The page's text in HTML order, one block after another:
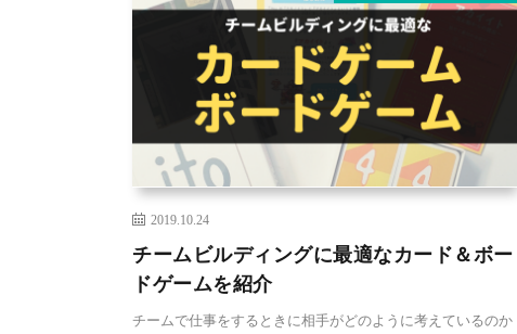
2019.10.24
チームビルディングに最適なカード＆ボー
ドゲームを紹介
チームで仕事をするときに相手がどのように考えているのか